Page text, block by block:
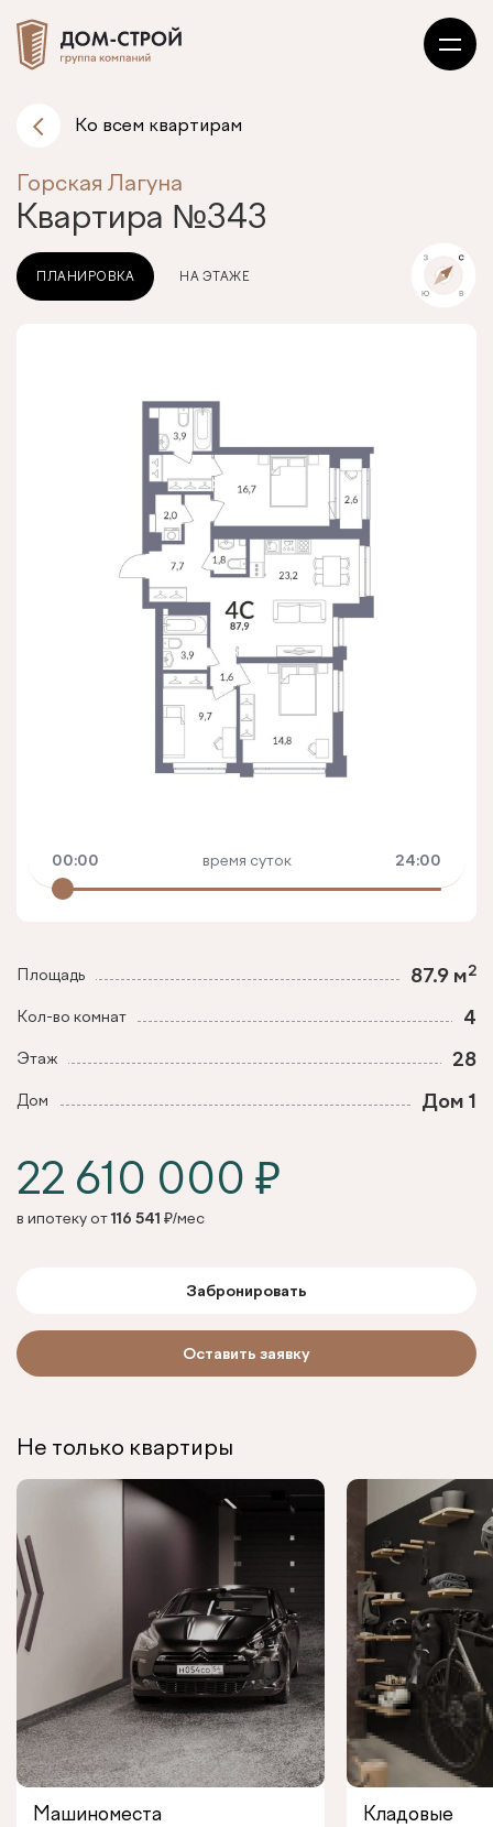
Ко всем квартирам
Горская Лагуна
Квартира №343
00:00 время суток 24:00
ПЛАНИРОВКА НА ЭТАЖЕ
Площадь 87.9 м2
Кол-во комнат 4
Этаж 28
Дом Дом 1
22 610 000 ₽
в ипотеку от116 541 ₽/мес
Забронировать
Оставить заявку
Не только квартиры
Машиноместа Кладовые